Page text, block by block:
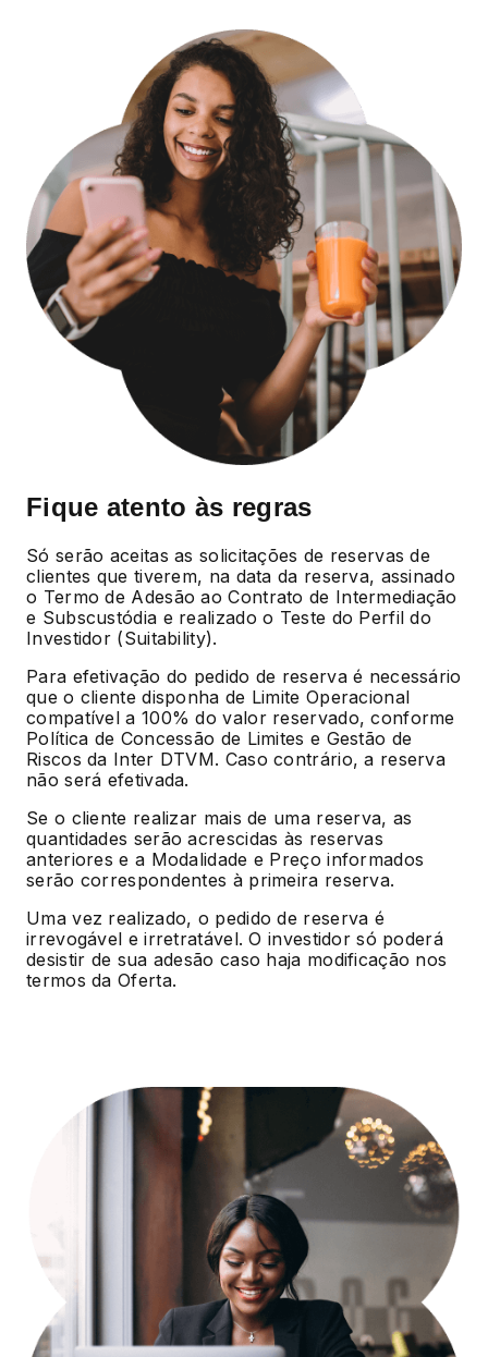
Fique atento às regras
Só serão aceitas as solicitações de reservas de
clientes que tiverem, na data da reserva, assinado
o Termo de Adesão ao Contrato de Intermediação
e Subscustódia e realizado o Teste do Perfil do
Investidor (Suitability).
Para efetivação do pedido de reserva é necessário
que o cliente disponha de Limite Operacional
compatível a 100% do valor reservado, conforme
Política de Concessão de Limites e Gestão de
Riscos da Inter DTVM. Caso contrário, a reserva
não será efetivada.
Se o cliente realizar mais de uma reserva, as
quantidades serão acrescidas às reservas
anteriores e a Modalidade e Preço informados
serão correspondentes à primeira reserva.
Uma vez realizado, o pedido de reserva é
irrevogável e irretratável. O investidor só poderá
desistir de sua adesão caso haja modificação nos
termos da Oferta.